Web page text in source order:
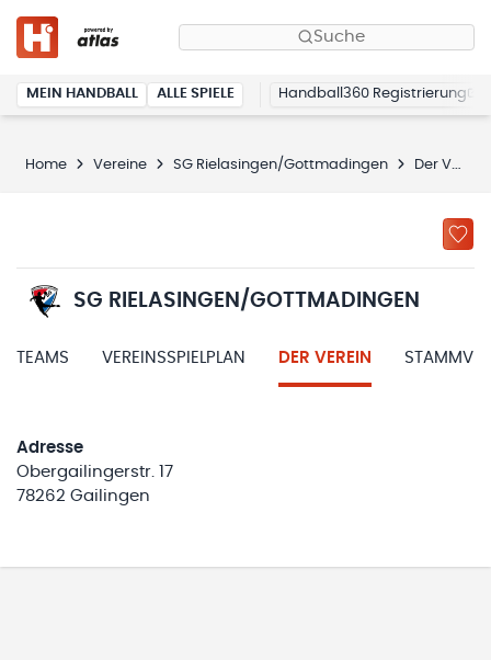
Suche
MEIN HANDBALL ALLE SPIELE Handball360 Registrierung
Home Vereine SG Rielasingen/Gottmadingen Der Verein
SG RIELASINGEN/GOTTMADINGEN
TEAMS VEREINSSPIELPLAN DER VEREIN
Adresse
Obergailingerstr. 17
78262 Gailingen